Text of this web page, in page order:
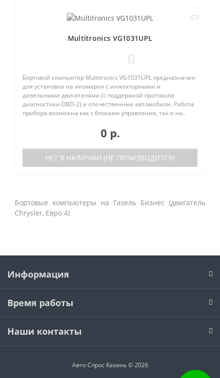
Multitronics VG1031UPL
Бортовой компьютер Multitronics VG1031UPL предназначен
для установки на иномарки с инжекторными и
дизельными двигателями (с поддержкой протокола
диагностики OBD-2) и отечественные автомобили. Работа
прибора возможна как с блоками управления, так и на..
0 р.
НЕТ В НАЛИЧИИ (НЕ ПРОИЗВОДИТСЯ)
Бортовые компьютеры на Газель Бизнес (двигатель
Chrysler, Евро 4)
Информация
Время работы
Наши контакты
Авто Спрос Казань © 2026